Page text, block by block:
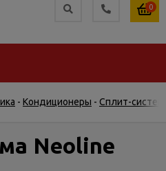
0
- Кондиционеры - Сплит-
Neoline